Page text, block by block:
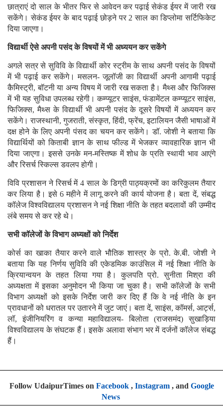
छात्राएं दो साल के भीतर फिर से आवेदन कर पढ़ाई सेकंड ईयर में जारी रख
सकेंगे। सेकंड ईयर के बाद पढ़ाई छोड़ने पर 2 साल का डिप्लोमा सर्टिफिकेट
दिया जाएगा।
विद्यार्थी ऐसे अपनी पसंद के विषयों में भी अध्ययन कर सकेंगे
अगले सत्र से सुविवि के विद्यार्थी कोर स्ट्रीम के साथ अपनी पसंद के विषयों
में भी पढ़ाई कर सकेंगे। मसलन- जूलॉजी का विद्यार्थी अपनी आगामी पढ़ाई
कैमिस्ट्री, बॉटनी या अन्य विषय में जारी रख सकता है। मैथ्स और फिजिक्स
में भी यह सुविधा उपलब्ध रहेगी। कम्प्यूटर साइंस, फंडामेंटल कम्प्यूटर साइंस,
फिजिक्स, मैथ्स के विद्यार्थी भी अपनी पसंद के दूसरे विषयों में अध्ययन कर
सकेंगे। राजस्थानी, गुजराती, संस्कृत, हिंदी, फ्रेंच, इटालियन जैसी भाषाओं में
दक्ष होने के लिए अपनी पंसद का चयन कर सकेंगे। डॉ. जोशी ने बताया कि
विद्यार्थियों को किताबी ज्ञान के साथ फील्ड में भेजकर व्यावहारिक ज्ञान भी
दिया जाएगा। इससे उनके मन-मस्तिष्क में शोध के प्रति स्थायी भाव आएंगे
और रिसर्च स्किल्स डवलप होगी।
विवि प्रशासन ने रिसर्च में 4 साल के डिग्री पाठ्यक्रमों का करिकुलम तैयार
कर लिया है। इसे 6 महीने में लागू करने की कार्य योजना है। बता दें, संबद्ध
कॉलेज विश्वविद्यालय प्रशासन ने नई शिक्षा नीति के तहत बदलावों की उम्मीद
लंबे समय से कर रहे थे।
सभी कॉलेजों के विभाग अध्यक्षों को निर्देश
कोर्स का खाका तैयार करने वाले भौतिक शास्त्र के प्रो. के.बी. जोशी ने
बताया कि यह निर्णय सुविवि की एकेडमिक काउंसिल में नई शिक्षा नीति के
क्रियान्वयन के तहत लिया गया है। कुलपति प्रो. सुनीता मिश्रा की
अध्यक्षता में इसका अनुमोदन भी किया जा चुका है। सभी कॉलेजों के सभी
विभाग अध्यक्षों को इसके निर्देश जारी कर दिए हैं कि वे नई नीति के इन
प्रावधानों को धरातल पर उतारने में जुट जाएं। बता दें, साइंस, कॉमर्स, आर्ट्स,
लॉ, इंजीनियरिंग व कन्या महाविद्यालय- बिलोता (राजसमंद) सुखाड़िया
विश्वविद्यालय के संघटक हैं। इसके अलावा संभाग भर में दर्जनों कॉलेज संबद्ध
हैं।
Follow UdaipurTimes on Facebook, Instagram, and Google
News